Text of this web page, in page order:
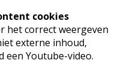
Eucharistie
cookies
het correct weergeven
externe inhoud,
een Youtube-video.